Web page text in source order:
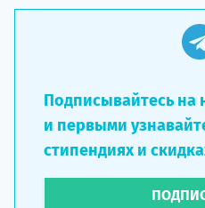
Подписывайтесь на
и первыми
стипендиях и